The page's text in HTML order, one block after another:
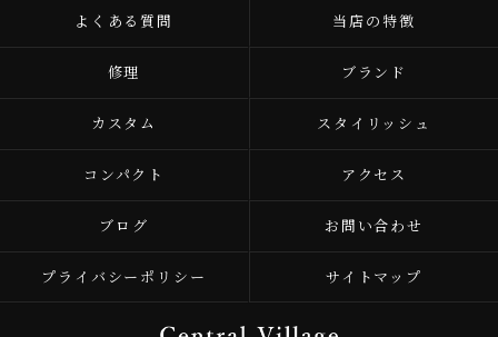
よくある質問 当店の特徴
修理 ブランド
カスタム スタイリッシュ
コンパクト アクセス
ブログ お問い合わせ
プライバシーポリシー サイトマップ